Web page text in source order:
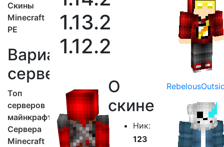
Скины
Minecraft
PE
Варианты
серверов
Топ
серверов
майнкрафт
Сервера
Minecraft
1.13.2
1.12.2
О
скине
Ник:
123